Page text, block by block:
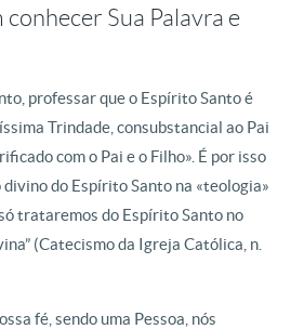
conhecer Sua Palavra e
professar que o Espírito Santo é
Trindade, consubstancial ao Pai
com o Pai e o Filho». É por isso
do Espírito Santo na «teologia»
trataremos do Espírito Santo no
(Catecismo da Igreja Católica, n.
fé, sendo uma Pessoa, nós